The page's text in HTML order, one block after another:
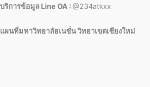
บริการข้อมูล Line OA :@234atkxx
แผนที่มหาวิทยาลัยเนชั่น วิทยาเขตเชียงใหม่